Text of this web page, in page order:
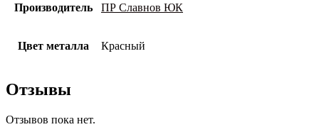
Производитель ПР Славнов ЮК
Цвет металла Красный
Отзывы
Отзывов пока нет.